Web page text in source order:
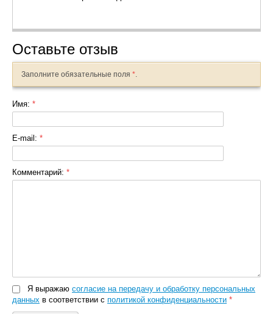
Оставьте отзыв
Заполните обязательные поля *.
Имя: *
E-mail: *
Комментарий: *
Я выражаю согласие на передачу и обработку персональных
данных в соответствии с политикой конфиденциальности *